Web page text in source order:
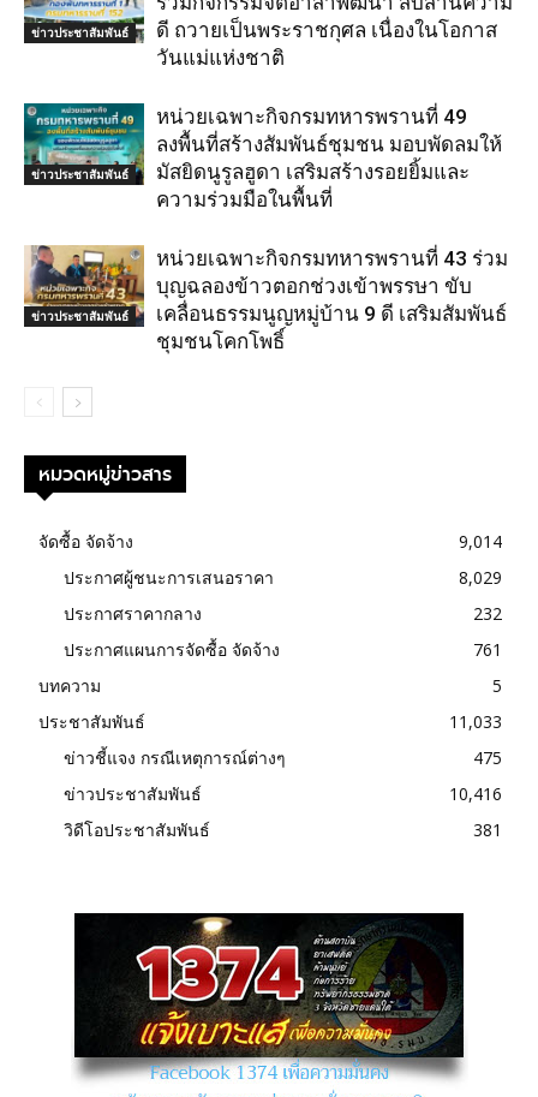
ข่าวประชาสัมพันธ์
ดี ถวายเป็นพระราชกุศล เนื่องในโอกาส
วันแม่แห่งชาติ
ข่าวประชาสัมพันธ์
หน่วยเฉพาะกิจกรมทหารพรานที่ 49
ลงพื้นที่สร้างสัมพันธ์ชุมชน มอบพัดลมให้
มัสยิดนูรูลฮูดา เสริมสร้างรอยยิ้มและ
ความร่วมมือในพื้นที่
ข่าวประชาสัมพันธ์
หน่วยเฉพาะกิจกรมทหารพรานที่ 43 ร่วม
บุญฉลองข้าวตอกช่วงเข้าพรรษา ขับ
เคลื่อนธรรมนูญหมู่บ้าน 9 ดี เสริมสัมพันธ์
ชุมชนโคกโพธิ์
หมวดหมู่ข่าวสาร
จัดซื้อ จัดจ้าง
9,014
ประกาศผู้ชนะการเสนอราคา
8,029
ประกาศราคากลาง
232
ประกาศแผนการจัดซื้อ จัดจ้าง
761
บทความ
5
ประชาสัมพันธ์
11,033
ข่าวชี้แจง กรณีเหตุการณ์ต่างๆ
475
ข่าวประชาสัมพันธ์
10,416
วิดีโอประชาสัมพันธ์
381